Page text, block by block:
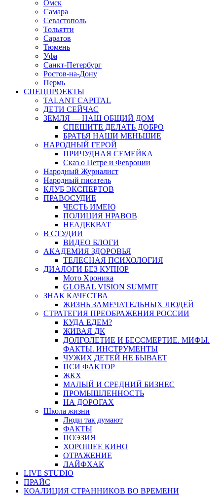
Омск
Самара
Севастополь
Тольятти
Саратов
Тюмень
Уфа
Санкт-Петербург
Ростов-на-Дону
Пермь
СПЕЦПРОЕКТЫ
TALANT CAPITAL
ДЕТИ СЕЙЧАС
ЗЕМЛЯ — НАШ ОБЩИЙ ДОМ
СПЕШИТЕ ДЕЛАТЬ ДОБРО
БРАТЬЯ НАШИ МЕНЬШИЕ
НАРОДНЫЙ ГЕРОЙ
ПРИЧУДНАЯ СЕМЕЙКА
Сказ о Петре и Февронии
Народный Журналист
Народный писатель
КЛУБ ЭКСПЕРТОВ
ПРАВОСУДИЕ
ЧЕСТЬ ИМЕЮ
ПОЛИЦИЯ НРАВОВ
НЕАДЕКВАТ
В СТУДИИ
ВИДЕО БЛОГИ
АКАДЕМИЯ ЗДОРОВЬЯ
ТЕЛЕСНАЯ ПСИХОЛОГИЯ
ДИАЛОГИ БЕЗ КУПЮР
Мото Хроника
GLOBAL VISION SUMMIT
ЗНАК КАЧЕСТВА
ЖИЗНЬ ЗАМЕЧАТЕЛЬНЫХ ЛЮДЕЙ
СТРАТЕГИЯ ПРЕОБРАЖЕНИЯ РОССИИ
КУДА ЕДЕМ?
ЖИВАЯ ДК
ДОЛГОЛЕТИЕ И БЕССМЕРТИЕ. МИФЫ.
ФАКТЫ. ИНСТРУМЕНТЫ
ЧУЖИХ ДЕТЕЙ НЕ БЫВАЕТ
ПСИ ФАКТОР
ЖКХ
МАЛЫЙ И СРЕДНИЙ БИЗНЕС
ПРОМЫШЛЕННОСТЬ
НА ДОРОГАХ
Школа жизни
Люди так думают
ФАКТЫ
ПОЭЗИЯ
ХОРОШЕЕ КИНО
ОТРАЖЕНИЕ
ЛАЙФХАК
LIVE STUDIO
ПРАЙС
КОАЛИЦИЯ СТРАННИКОВ ВО ВРЕМЕНИ